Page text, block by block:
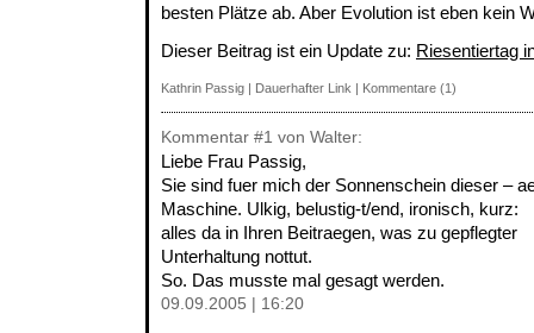
besten Plätze ab. Aber Evolution ist eben kein
Dieser Beitrag ist ein Update zu: Riesentiertag
Kathrin Passig | Dauerhafter Link | Kommentare (1)
Kommentar #1 von Walter:
Liebe Frau Passig,
Sie sind fuer mich der Sonnenschein dieser –
Maschine. Ulkig, belustig-t/end, ironisch, kurz:
alles da in Ihren Beitraegen, was zu gepflegter
Unterhaltung nottut.
So. Das musste mal gesagt werden.
09.09.2005 | 16:20